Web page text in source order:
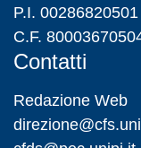
P.I. 00286820501
C.F.
Contatti
Redazione Web